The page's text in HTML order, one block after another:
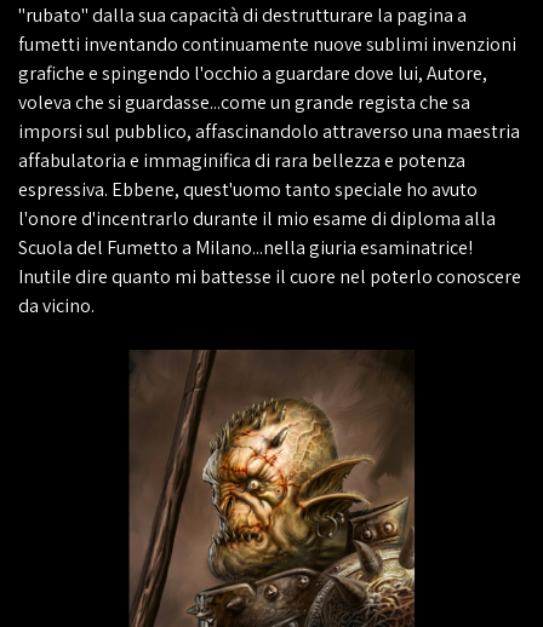
"rubato" dalla sua capacità di destrutturare la pagina a
fumetti inventando continuamente nuove sublimi invenzioni
grafiche e spingendo l'occhio a guardare dove lui, Autore,
voleva che si guardasse...come un grande regista che sa
imporsi sul pubblico, affascinandolo attraverso una maestria
affabulatoria e immaginifica di rara bellezza e potenza
espressiva. Ebbene, quest'uomo tanto speciale ho avuto
l'onore d'incentrarlo durante il mio esame di diploma alla
Scuola del Fumetto a Milano...nella giuria esaminatrice!
Inutile dire quanto mi battesse il cuore nel poterlo conoscere
da vicino.